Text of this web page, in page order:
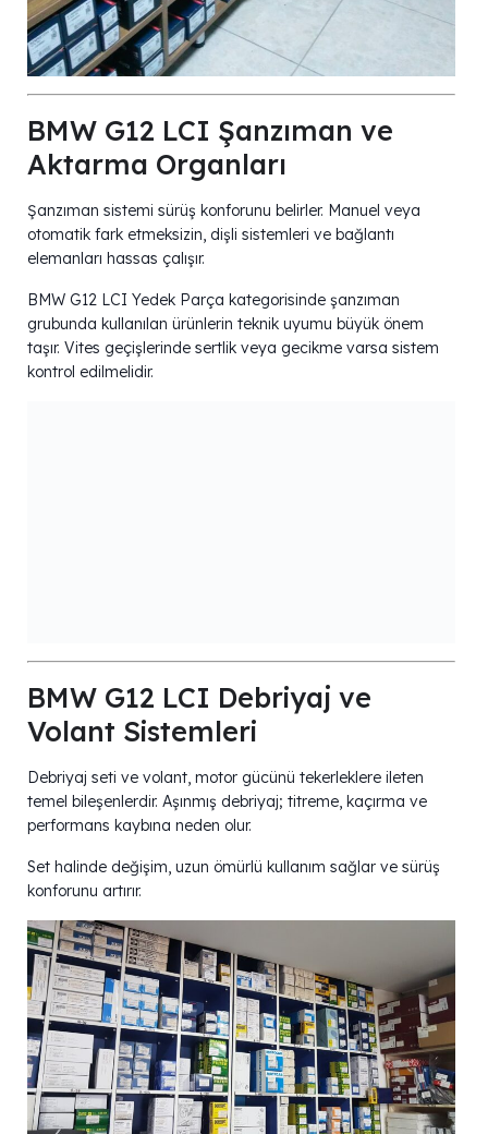
BMW G12 LCI Şanzıman ve
Aktarma Organları
Şanzıman sistemi sürüş konforunu belirler. Manuel veya
otomatik fark etmeksizin, dişli sistemleri ve bağlantı
elemanları hassas çalışır.
BMW G12 LCI Yedek Parça kategorisinde şanzıman
grubunda kullanılan ürünlerin teknik uyumu büyük önem
taşır. Vites geçişlerinde sertlik veya gecikme varsa sistem
kontrol edilmelidir.
BMW G12 LCI Debriyaj ve
Volant Sistemleri
Debriyaj seti ve volant, motor gücünü tekerleklere ileten
temel bileşenlerdir. Aşınmış debriyaj; titreme, kaçırma ve
performans kaybına neden olur.
Set halinde değişim, uzun ömürlü kullanım sağlar ve sürüş
konforunu artırır.